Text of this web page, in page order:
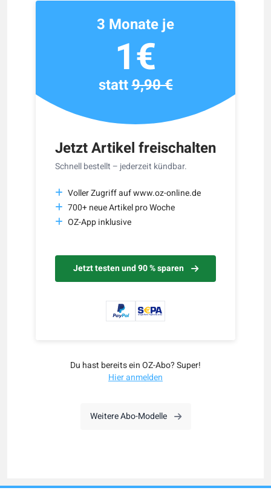
Jetzt Artikel freischalten
Schnell bestellt – jederzeit kündbar.
Voller Zugriff auf www.oz-online.de
700+ neue Artikel pro Woche
OZ-App inklusive
Jetzt testen und 90 % sparen
3 Monate je
1€
statt9,90 €
Du hast bereits ein OZ-Abo? Super!
Hier anmelden
Weitere Abo-Modelle